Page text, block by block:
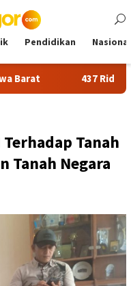
Pendidikan Nasional
437 Rider dari 18
Tanah
Tanah Negara